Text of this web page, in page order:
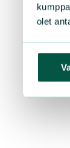
olet